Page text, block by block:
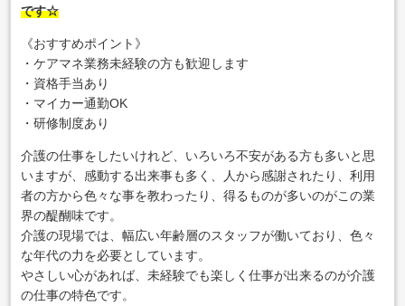
です☆
《おすすめポイント》
・ケアマネ業務未経験の方も歓迎します
・資格手当あり
・マイカー通勤OK
・研修制度あり
介護の仕事をしたいけれど、いろいろ不安がある方も多いと思
いますが、感動する出来事も多く、人から感謝されたり、利用
者の方から色々な事を教わったり、得るものが多いのがこの業
界の醍醐味です。
介護の現場では、幅広い年齢層のスタッフが働いており、色々
な年代の力を必要としています。
やさしい心があれば、未経験でも楽しく仕事が出来るのが介護
の仕事の特色です。